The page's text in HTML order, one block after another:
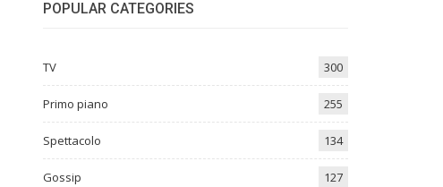
POPULAR CATEGORIES
TV 300
Primo piano 255
Spettacolo 134
Gossip 127